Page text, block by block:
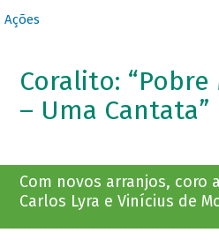
Ações
Coralito:
– Uma Cantata”
Com novos arranjos, coro
Carlos Lyra e Vinícius de